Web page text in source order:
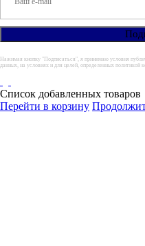
Нажимая кнопку "Подписаться", я принимаю условия
данных, на условиях и для целей, определенных политикой
Список добавленных товаров
Перейти в корзину